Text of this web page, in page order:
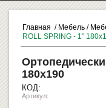
Главная / Мебель /
ROLL SPRING - 1"
180х190
КОД:
Артикул: